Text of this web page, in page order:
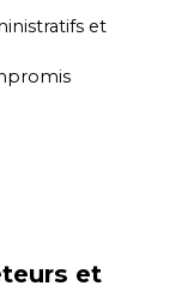
et
et